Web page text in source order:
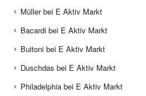
Müller bei E Aktiv Markt
Bacardi bei E Aktiv Markt
Buitoni bei E Aktiv Markt
Duschdas bei E Aktiv Markt
Philadelphia bei E Aktiv Markt